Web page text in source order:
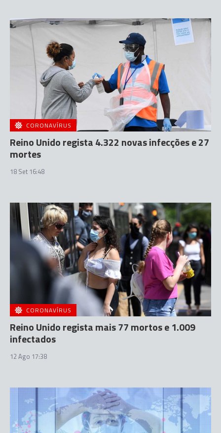
CORONAVÍRUS
Reino Unido regista 4.322 novas infecções e 27
mortes
18 Set 16:48
CORONAVÍRUS
Reino Unido regista mais 77 mortos e 1.009
infectados
12 Ago 17:38